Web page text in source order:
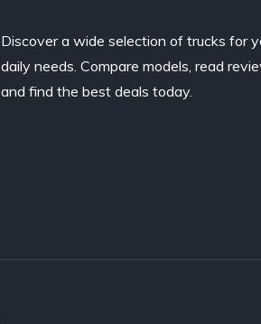
Discover a wide selection of trucks for
daily needs. Compare models, read
and find the best deals today.